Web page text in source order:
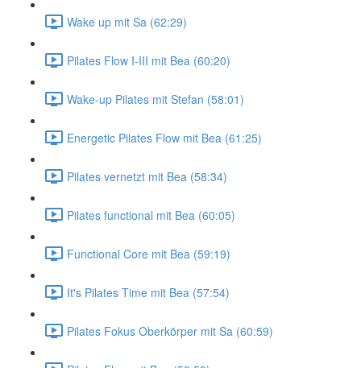
Wake up mit Sa (62:29)
Pilates Flow I-III mit Bea (60:20)
Wake-up Pilates mit Stefan (58:01)
Energetic Pilates Flow mit Bea (61:25)
Pilates vernetzt mit Bea (58:34)
Pilates functional mit Bea (60:05)
Functional Core mit Bea (59:19)
It's Pilates Time mit Bea (57:54)
Pilates Fokus Oberkörper mit Sa (60:59)